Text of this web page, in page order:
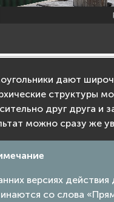
дают
структуры
друг друга и
можно сразу же
версиях
со слова